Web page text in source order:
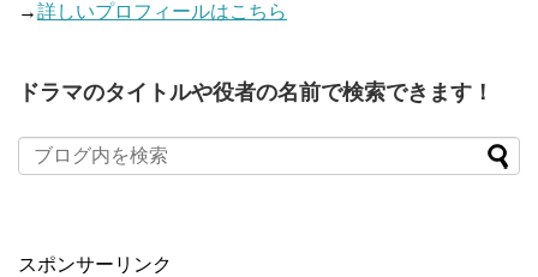
→詳しいプロフィールはこちら
ドラマのタイトルや役者の名前で検索できます！
スポンサーリンク